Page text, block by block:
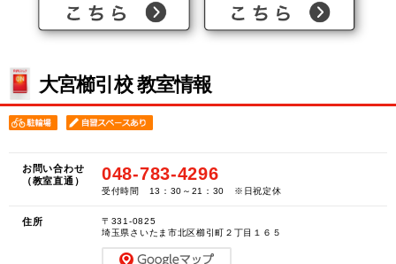
大宮櫛引校 教室情報
お問い合わせ
（教室直通）
048-783-4296
受付時間 13：30～21：30 ※日祝定休
住所
〒331-0825
埼玉県さいたま市北区櫛引町２丁目１６５